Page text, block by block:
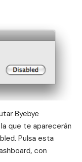
Byebye
que te aparecerán
Pulsa esta
con